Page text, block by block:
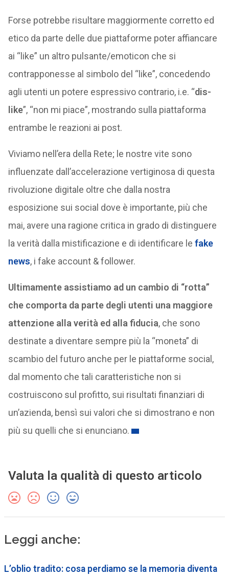
Forse potrebbe risultare maggiormente corretto ed
etico da parte delle due piattaforme poter affiancare
ai “like” un altro pulsante/emoticon che si
contrapponesse al simbolo del “like”, concedendo
agli utenti un potere espressivo contrario, i.e. “dis-
like”, “non mi piace”, mostrando sulla piattaforma
entrambe le reazioni ai post.
Viviamo nell’era della Rete; le nostre vite sono
influenzate dall’accelerazione vertiginosa di questa
rivoluzione digitale oltre che dalla nostra
esposizione sui social dove è importante, più che
mai, avere una ragione critica in grado di distinguere
la verità dalla mistificazione e di identificare le fake
news, i fake account & follower.
Ultimamente assistiamo ad un cambio di “rotta”
che comporta da parte degli utenti una maggiore
attenzione alla verità ed alla fiducia, che sono
destinate a diventare sempre più la “moneta” di
scambio del futuro anche per le piattaforme social,
dal momento che tali caratteristiche non si
costruiscono sul profitto, sui risultati finanziari di
un’azienda, bensì sui valori che si dimostrano e non
più su quelli che si enunciano.
Valuta la qualità di questo articolo
Leggi anche:
L’oblio tradito: cosa perdiamo se la memoria diventa